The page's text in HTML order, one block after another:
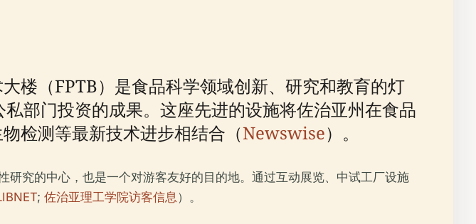
楼（FPTB）是食品科学领域创新、研究和教育的灯
部门投资的成果。这座先进的设施将佐治亚州在食品
检测等最新技术进步相结合（Newswise）。
究的中心，也是一个对游客友好的目的地。通过互动展览、中试工厂设施
; 佐治亚理工学院访客信息）。